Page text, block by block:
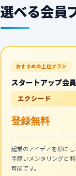
選べる会員
おすすめの上位プラン
スタートアップ会員
エクシード
登録無料
起業のアイデアを形にし
手厚いメンタリングと
可能です。